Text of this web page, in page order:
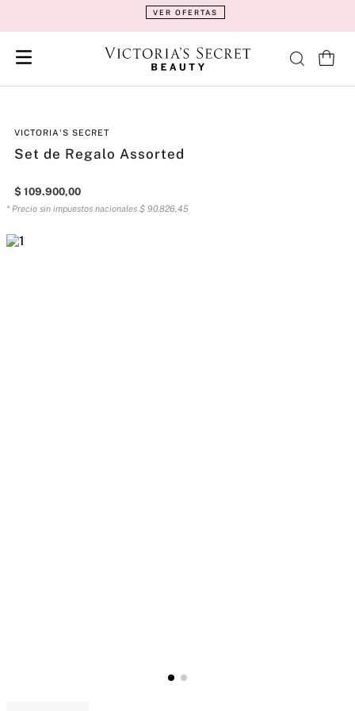
VER OFERTAS
VICTORIA'S SECRET
Set de Regalo Assorted
$ 109.900,00
* Precio sin impuestos nacionales $ 90.826,45